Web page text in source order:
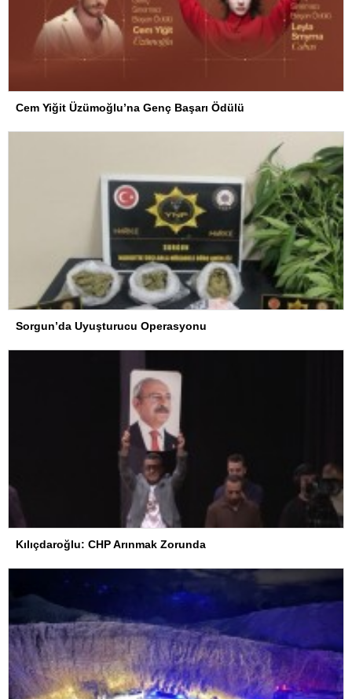
Cem Yiğit Üzümoğlu’na Genç Başarı Ödülü
Sorgun’da Uyuşturucu Operasyonu
Kılıçdaroğlu: CHP Arınmak Zorunda